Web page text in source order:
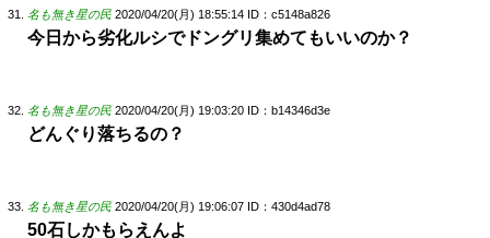
名も無き星の民 2020/04/20(月) 18:55:14 ID：c5148a826
今日から劣化ルシでドングリ集めてもいいのか？
名も無き星の民 2020/04/20(月) 19:03:20 ID：b14346d3e
どんぐり落ちるの？
名も無き星の民 2020/04/20(月) 19:06:07 ID：430d4ad78
50石しかもらえんよ